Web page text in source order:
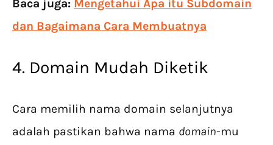
Baca juga: Mengetahui Apa itu Subdomain
dan Bagaimana Cara Membuatnya
4. Domain Mudah Diketik
Cara memilih nama domain selanjutnya
adalah pastikan bahwa nama domain-mu